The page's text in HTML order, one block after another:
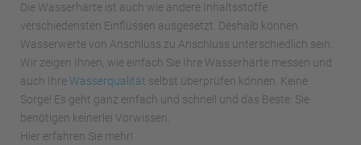
Die Wasserhärte ist auch wie andere Inhaltsstoffe
verschiedensten Einflüssen ausgesetzt. Deshalb können
Wasserwerte von Anschluss zu Anschluss unterschiedlich sein.
Wir zeigen Ihnen, wie einfach Sie Ihre Wasserhärte messen und
auch IhreWasserqualität selbst überprüfen können. Keine
Sorge! Es geht ganz einfach und schnell und das Beste: Sie
benötigen keinerlei Vorwissen.
Hier erfahren Sie mehr!